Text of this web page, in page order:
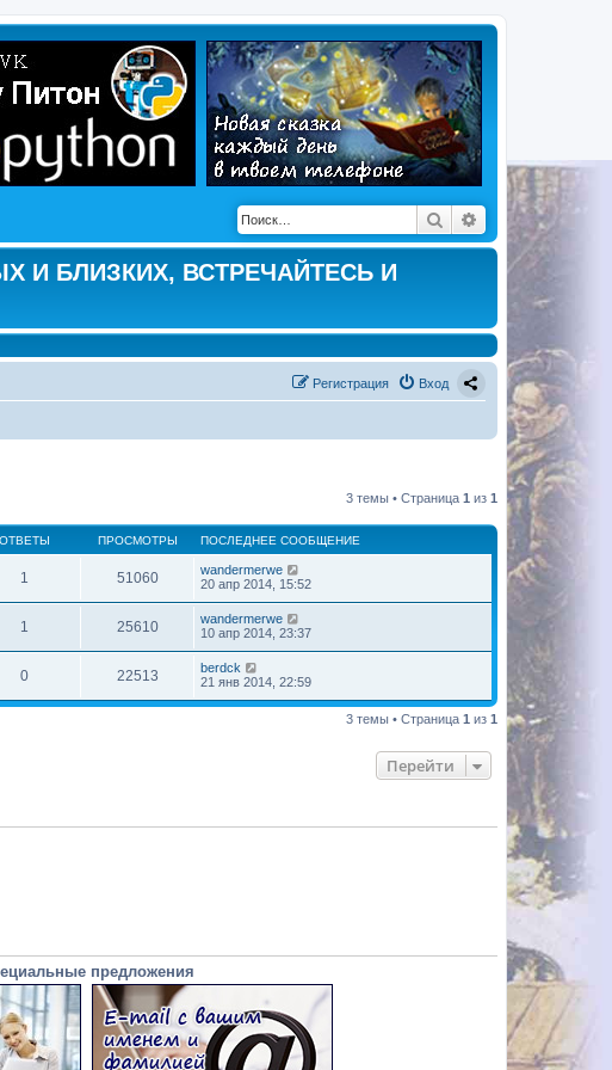
Поиск Расширенный
И БЛИЗКИХ, ВСТРЕЧАЙТЕСЬ И
Вход
Регистрация
3 темы • Страница 1 из 1
ОТВЕТЫ ПРОСМОТРЫ ПОСЛЕДНЕЕ СООБЩЕНИЕ
1 51060
wandermerwe
20 апр 2014, 15:52
1 25610
wandermerwe
10 апр 2014, 23:37
0 22513
berdck
21 янв 2014, 22:59
3 темы • Страница 1 из 1
Перейти
предложения